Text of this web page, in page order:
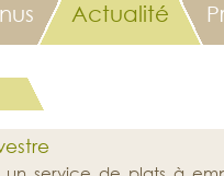
Actualité